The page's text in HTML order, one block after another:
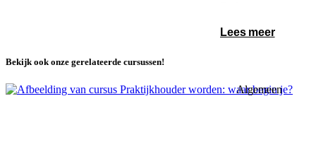
Lees meer
Bekijk ook onze gerelateerde cursussen!
Algemeen